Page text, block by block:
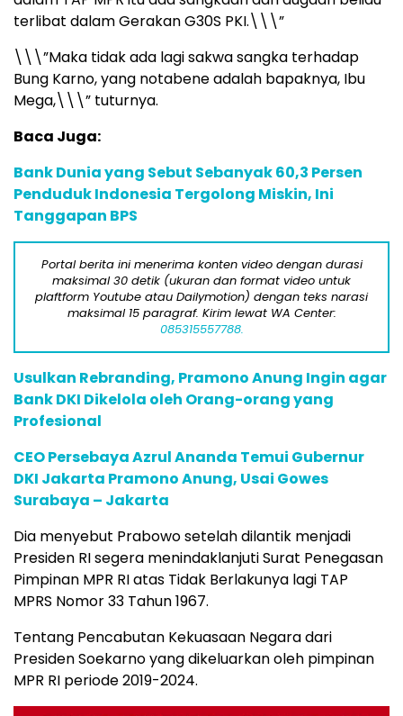
terlibat dalam Gerakan G30S PKI.\\\”
\\\”Maka tidak ada lagi sakwa sangka terhadap
Bung Karno, yang notabene adalah bapaknya, Ibu
Mega,\\\” tuturnya.
Baca Juga:
Bank Dunia yang Sebut Sebanyak 60,3 Persen
Penduduk Indonesia Tergolong Miskin, Ini
Tanggapan BPS
Portal berita ini menerima konten video dengan durasi
maksimal 30 detik (ukuran dan format video untuk
plaftform Youtube atau Dailymotion) dengan teks narasi
maksimal 15 paragraf. Kirim lewat WA Center:
085315557788.
Usulkan Rebranding, Pramono Anung Ingin agar
Bank DKI Dikelola oleh Orang-orang yang
Profesional
CEO Persebaya Azrul Ananda Temui Gubernur
DKI Jakarta Pramono Anung, Usai Gowes
Surabaya – Jakarta
Dia menyebut Prabowo setelah dilantik menjadi
Presiden RI segera menindaklanjuti Surat Penegasan
Pimpinan MPR RI atas Tidak Berlakunya lagi TAP
MPRS Nomor 33 Tahun 1967.
Tentang Pencabutan Kekuasaan Negara dari
Presiden Soekarno yang dikeluarkan oleh pimpinan
MPR RI periode 2019-2024.